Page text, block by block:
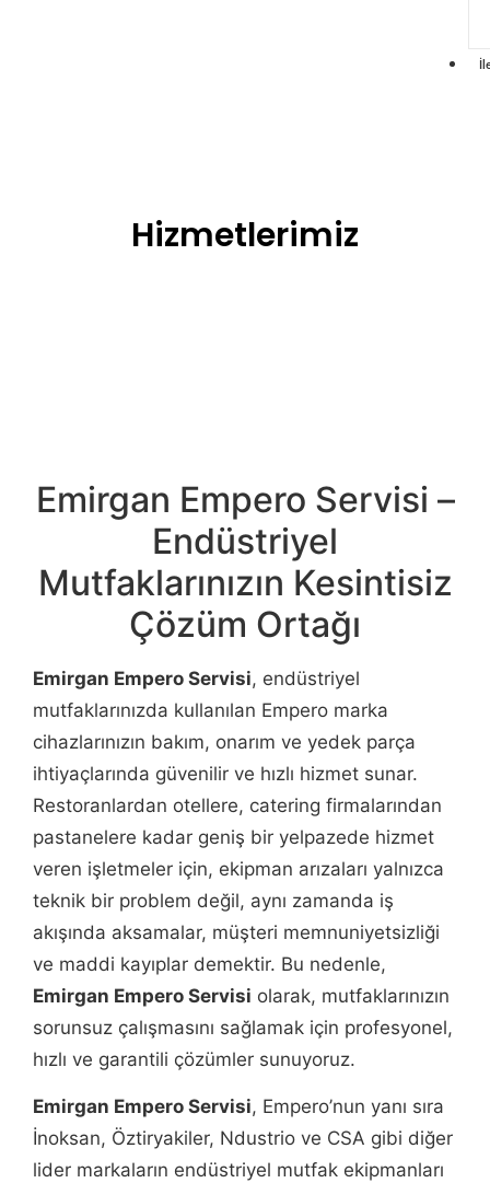
Hizmetlerimiz
Emirgan Empero Servisi –
Endüstriyel
Mutfaklarınızın Kesintisiz
Çözüm Ortağı
Emirgan Empero Servisi, endüstriyel
mutfaklarınızda kullanılan Empero marka
cihazlarınızın bakım, onarım ve yedek parça
ihtiyaçlarında güvenilir ve hızlı hizmet sunar.
Restoranlardan otellere, catering firmalarından
pastanelere kadar geniş bir yelpazede hizmet
veren işletmeler için, ekipman arızaları yalnızca
teknik bir problem değil, aynı zamanda iş
akışında aksamalar, müşteri memnuniyetsizliği
ve maddi kayıplar demektir. Bu nedenle,
Emirgan Empero Servisi olarak, mutfaklarınızın
sorunsuz çalışmasını sağlamak için profesyonel,
hızlı ve garantili çözümler sunuyoruz.
Emirgan Empero Servisi, Empero’nun yanı sıra
İnoksan, Öztiryakiler, Ndustrio ve CSA gibi diğer
lider markaların endüstriyel mutfak ekipmanları